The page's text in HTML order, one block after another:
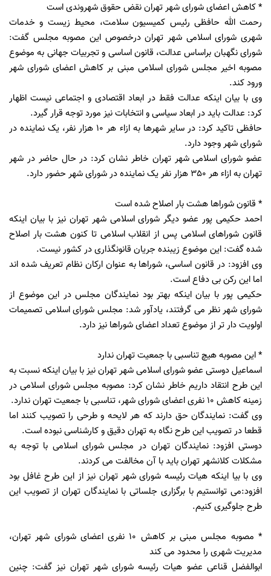
* کاهش اعضای شورای شهر تهران نقض حقوق شهروندی است
رحمت الله حافظی رئیس کمیسیون سلامت، محیط زیست و خدمات
شهری شورای اسلامی شهر تهران درخصوص این مصوبه مجلس گفت:
شورای نگهبان براساس عدالت، قانون اساسی و تجربیات جهانی به موضوع
مصوبه اخیر مجلس شورای اسلامی مبنی بر کاهش اعضای شورای شهر
ورود کند.
وی با بیان اینکه عدالت فقط در ابعاد اقتصادی و اجتماعی نیست اظهار
کرد: عدالت باید در ابعاد سیاسی و انتخابات نیز مورد توجه قرار گیرد.
حافظی تاکید کرد: در سایر شهرها به ازاء هر 10 هزار نفر، یک نماینده در
شورای شهر وجود دارد.
عضو شورای اسلامی شهر تهران خاطر نشان کرد: در حال حاضر در شهر
تهران به ازاء هر 350 هزار نفر یک نماینده در شورای شهر حضور دارد.
* قانون شوراها هشت بار اصلاح شده است
احمد حکیمی پور عضو دیگر شورای اسلامی شهر تهران نیز با بیان اینکه
قانون شوراهای اسلامی پس از انقلاب اسلامی تا کنون هشت بار اصلاح
شده گفت: این موضوع زیبنده جریان قانونگذاری در کشور نیست.
وی افزود: در قانون اساسی، شوراها به عنوان ارکان نظام تعریف شده اند
اما این رکن بی دفاع است.
حکیمی پور با بیان اینکه بهتر بود نمایندگان مجلس در این موضوع از
شورای شهر نظر می گرفتند، یادآور شد: مجلس شورای اسلامی تصمیمات
اولویت دار تر از موضوع تعداد اعضای شوراها نیز دارد.
* این مصوبه هیچ تناسبی با جمعیت تهران ندارد
اسماعیل دوستی عضو شورای اسلامی شهر تهران نیز با بیان اینکه نسبت به
این طرح انتقاد داریم خاطر نشان کرد: مصوبه مجلس شورای اسلامی در
زمینه کاهش 10 نفری اعضای شورای شهر، تناسبی با جمعیت تهران ندارد.
وی گفت: نمایندگان حق دارند که هر لایحه و طرحی را تصویب کنند اما
قطعا در تصویب این طرح نگاه به تهران دقیق و کارشناسی نبوده است.
دوستی افزود: نمایندگان تهران در مجلس شورای اسلامی با توجه به
مشکلات کلانشهر تهران باید با آن مخالفت می کردند.
وی با بیا اینکه هیات رئیسه شورای شهر تهران نیز از این طرح غافل بود
افزود:می توانستیم با برگزاری جلساتی با نمایندگان تهران از تصویب این
طرح جلوگیری کنیم.
* مصوبه مجلس مبنی بر کاهش 10 نفری اعضای شورای شهر تهران،
مدیریت شهری را محدود می کند
ابوالفضل قناعی عضو هیات رئیسه شورای شهر تهران نیز گفت: چنین